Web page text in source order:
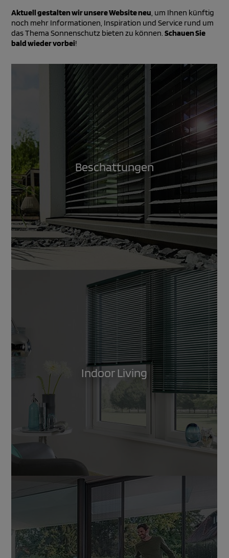
Aktuell gestalten wir unsere Website neu, um Ihnen künftig
noch mehr Informationen, Inspiration und Service rund um
das Thema Sonnenschutz bieten zu können.Schauen Sie
bald wieder vorbei!
Beschattungen
Indoor Living